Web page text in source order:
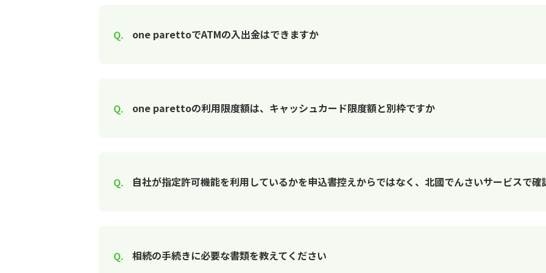
one parettoでATMの入出金はできますか
one parettoの利用限度額は、キャッシュカード限度額と別枠ですか
自社が指定許可機能を利用しているかを申込書控えからではなく、北國でんさいサービスで確
相続の手続きに必要な書類を教えてください